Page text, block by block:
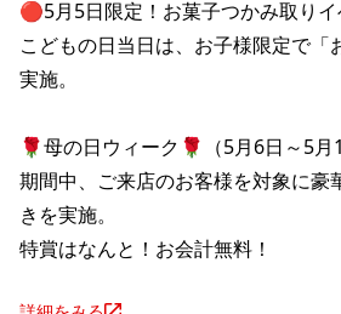
🔴5月5日限定！お菓子つかみ取りイ
こどもの日当日は、お子様限定で「
実施。
🌹母の日ウィーク🌹（5月6日～5月
期間中、ご来店のお客様を対象に豪
きを実施。
特賞はなんと！お会計無料！